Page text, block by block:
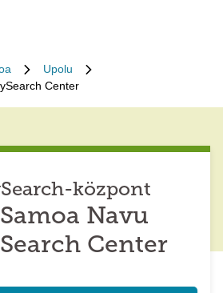
Upolu
Center
központ
Navu
Center